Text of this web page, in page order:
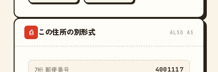
⎙ この住所の別形式 ALSO AS
7桁 郵便番号 4001117